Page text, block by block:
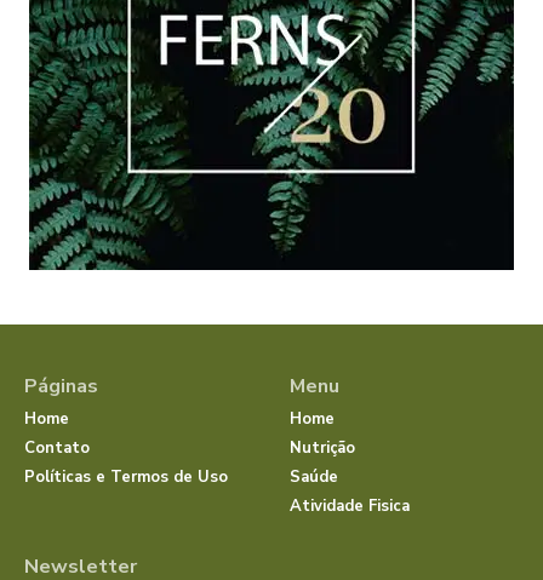
Páginas
Home
Contato
Políticas e Termos de Uso
Menu
Home
Nutrição
Saúde
Atividade Fisica
Newsletter